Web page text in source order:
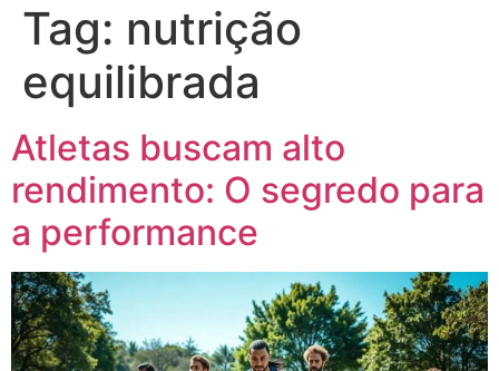
Tag: nutrição
equilibrada
Atletas buscam alto
rendimento: O segredo para
a performance